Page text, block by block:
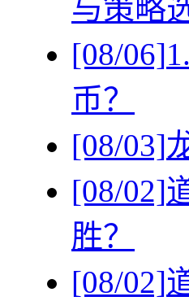
与策略
[08/06]
币？
[08/03]
[08/02]
胜？
[08/02]